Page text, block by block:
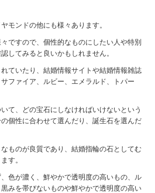
モンドの他にも様々あります。
ですので、個性的なものにしたい人や特別
してみると良いかもしれません。
ていたり、結婚情報サイトや結婚情報雑誌
ファイア、ルビー、エメラルド、トパー
て、どの宝石にしなければいけないという
個性に合わせて選んだり、誕生石を選んだ
ものが良質であり、結婚指輪の石としてむ
す。
色が濃く、鮮やかで透明度の高いもの、ル
みを帯びないものや鮮やかで透明度の高い